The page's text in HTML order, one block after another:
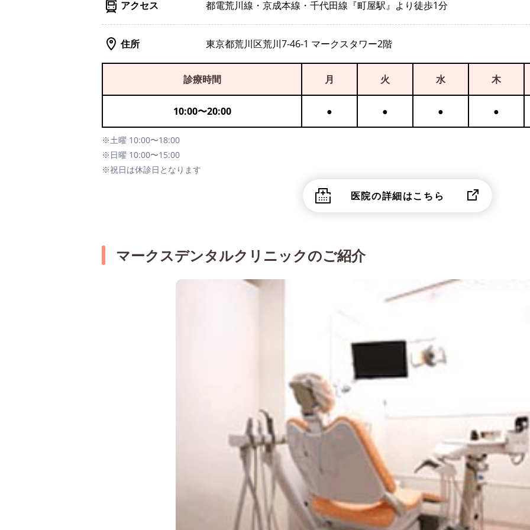
アクセス 都電荒川線・京成本線・千代田線『町屋駅』より徒歩1分
住所 東京都荒川区荒川7-46-1 マークスタワー2階
診療時間 月 火 水 木
10:00〜20:00 ● ● ● ●
※土曜 10:00〜18:00
※日曜 10:00〜15:00
※祝日は休診日となります
医院の詳細はこちら
マークスデンタルクリニックのご紹介